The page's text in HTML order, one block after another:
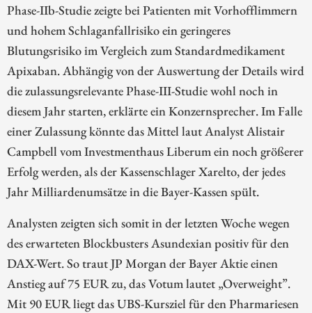
Phase-IIb-Studie zeigte bei Patienten mit Vorhofflimmern
und hohem Schlaganfallrisiko ein geringeres
Blutungsrisiko im Vergleich zum Standardmedikament
Apixaban. Abhängig von der Auswertung der Details wird
die zulassungsrelevante Phase-III-Studie wohl noch in
diesem Jahr starten, erklärte ein Konzernsprecher. Im Falle
einer Zulassung könnte das Mittel laut Analyst Alistair
Campbell vom Investmenthaus Liberum ein noch größerer
Erfolg werden, als der Kassenschlager Xarelto, der jedes
Jahr Milliardenumsätze in die Bayer-Kassen spült.
Analysten zeigten sich somit in der letzten Woche wegen
des erwarteten Blockbusters Asundexian positiv für den
DAX-Wert. So traut JP Morgan der Bayer Aktie einen
Anstieg auf 75 EUR zu, das Votum lautet „Overweight”.
Mit 90 EUR liegt das UBS-Kursziel für den Pharmariesen